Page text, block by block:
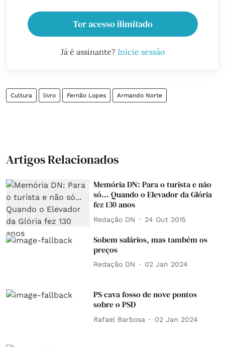
Ter acesso ilimitado
Já é assinante? Inicie sessão
Cultura livro Fernão Lopes Armando Norte
Artigos Relacionados
Memória DN: Para o turista e não
só... Quando o Elevador da Glória
fez 130 anos
Redação DN 24 Out 2015
Sobem salários, mas também os
preços
Redação DN 02 Jan 2024
PS cava fosso de nove pontos
sobre o PSD
Rafael Barbosa 02 Jan 2024